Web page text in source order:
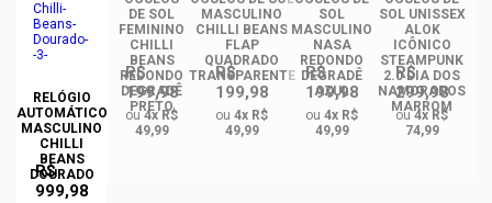
RELÓGIO
AUTOMÁTICO
MASCULINO
CHILLI
BEANS
DOURADO
R$
999,98
DE SOL
FEMININO
CHILLI
BEANS
REDONDO
DEGRADÊ
PRETO
R$
199,98
ou4x R$
49,99
MASCULINO
CHILLI BEANS
FLAP
QUADRADO
TRANSPARENTE
R$
199,98
ou 4x R$
49,99
SOL
MASCULINO
NASA
REDONDO
DEGRADÊ
AZUL
R$
199,98
ou 4x R$
49,99
SOL UNISSEX
ALOK
ICÔNICO
STEAMPUNK
2.0 DIA DOS
NAMORADOS
MARROM
R$
299,98
ou4x R$
74,99